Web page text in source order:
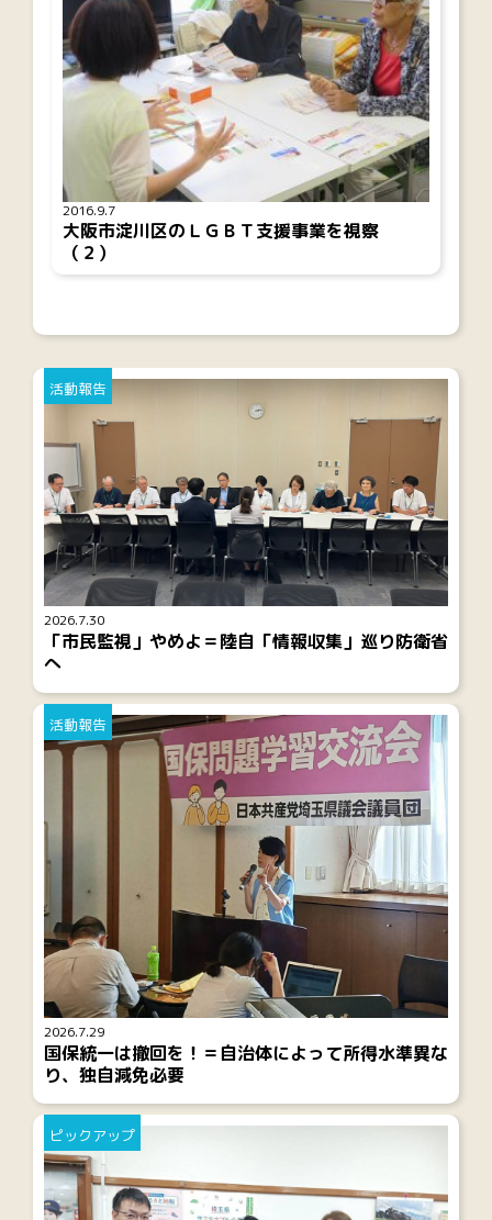
2016.9.7
大阪市淀川区のＬＧＢＴ支援事業を視察
（２）
2026.7.30
活動報告
「市民監視」やめよ＝陸自「情報収集」巡り防衛省
へ
2026.7.29
活動報告
国保統一は撤回を！＝自治体によって所得水準異な
り、独自減免必要
ピックアップ